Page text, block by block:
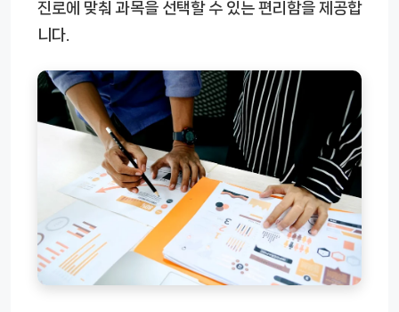
진로에 맞춰 과목을 선택할 수 있는 편리함을 제공합
니다.